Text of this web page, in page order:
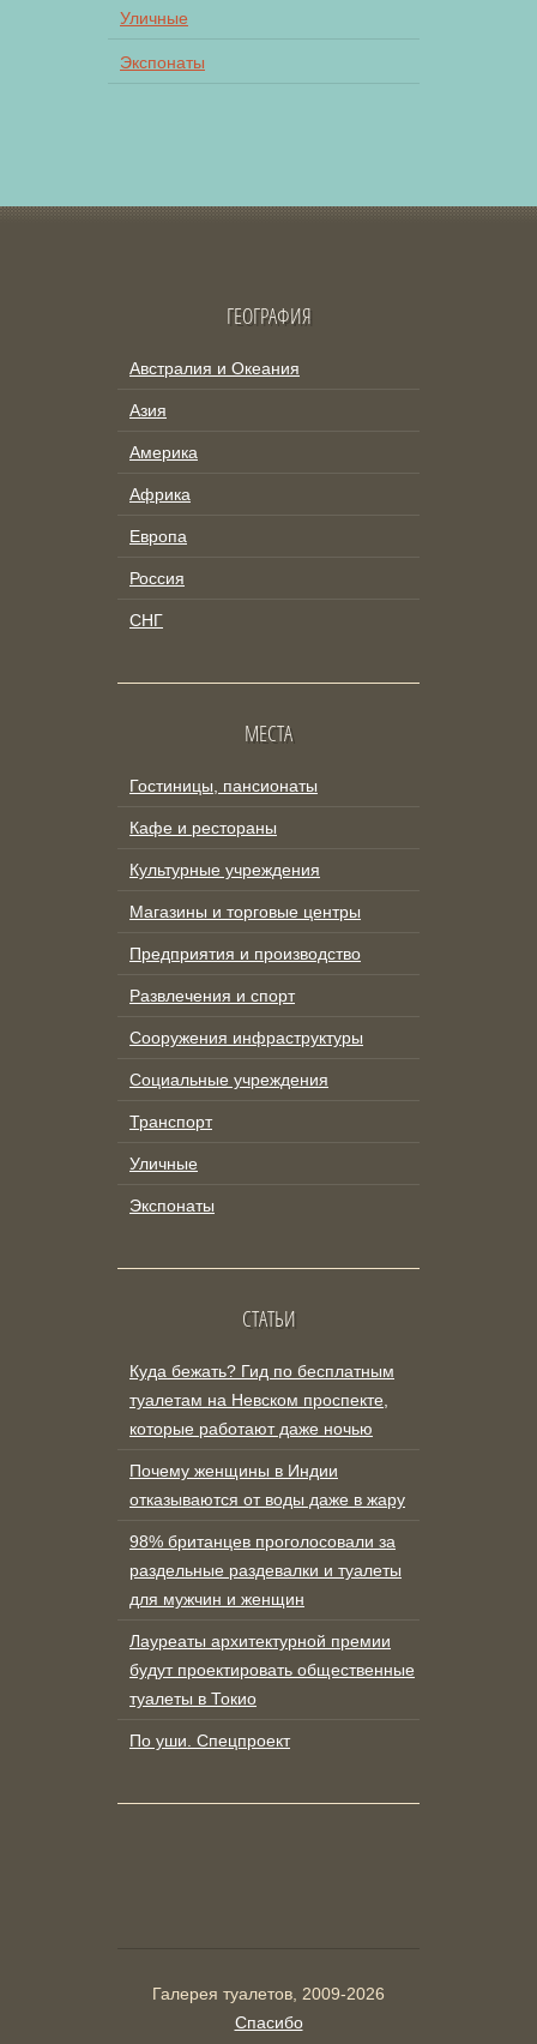
Уличные
Экспонаты
ГЕОГРАФИЯ
Австралия и Океания
Азия
Америка
Африка
Европа
Россия
СНГ
МЕСТА
Гостиницы, пансионаты
Кафе и рестораны
Культурные учреждения
Магазины и торговые центры
Предприятия и производство
Развлечения и спорт
Сооружения инфраструктуры
Социальные учреждения
Транспорт
Уличные
Экспонаты
СТАТЬИ
Куда бежать? Гид по бесплатным
туалетам на Невском проспекте,
которые работают даже ночью
Почему женщины в Индии
отказываются от воды даже в жару
98% британцев проголосовали за
раздельные раздевалки и туалеты
для мужчин и женщин
Лауреаты архитектурной премии
будут проектировать общественные
туалеты в Токио
По уши. Спецпроект
Галерея туалетов, 2009-2026
Спасибо